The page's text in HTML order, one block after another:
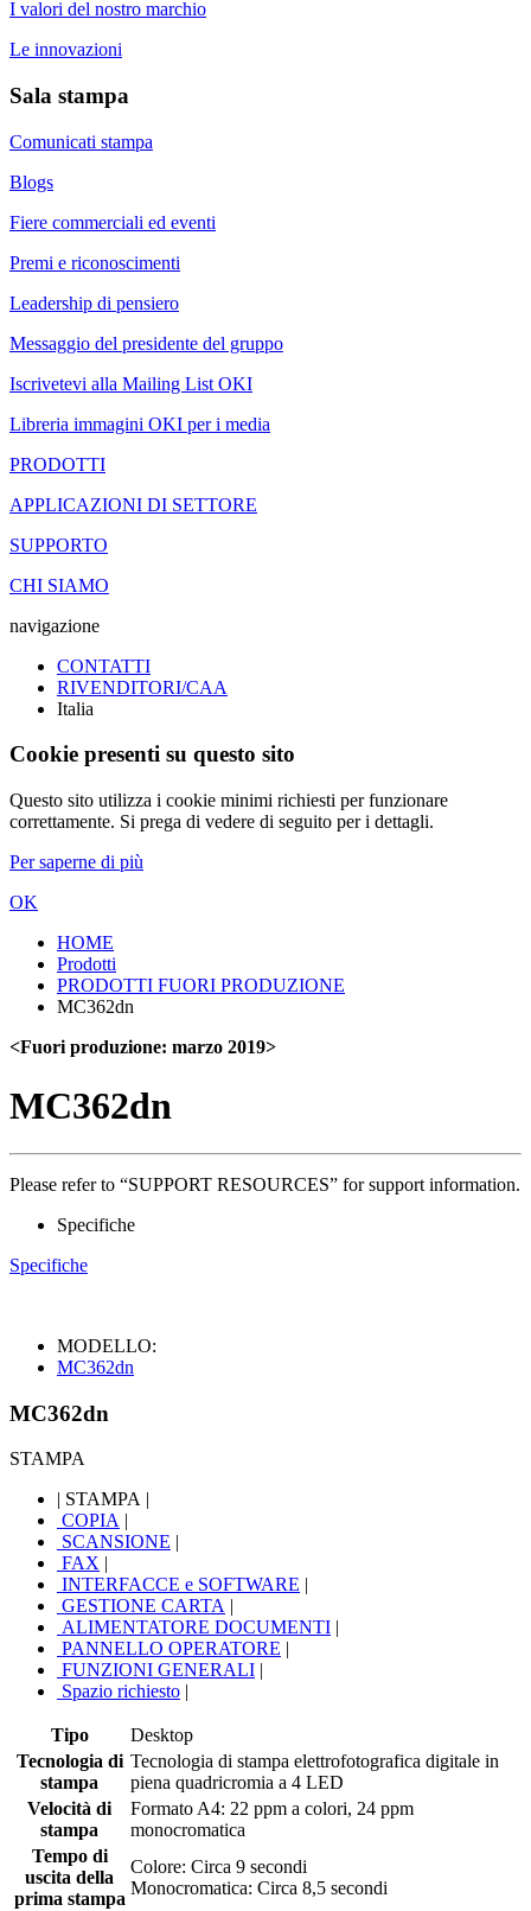
I valori del nostro marchio
Le innovazioni
Sala stampa
Comunicati stampa
Blogs
Fiere commerciali ed eventi
Premi e riconoscimenti
Leadership di pensiero
Messaggio del presidente del gruppo
Iscrivetevi alla Mailing List OKI
Libreria immagini OKI per i media
PRODOTTI
APPLICAZIONI DI SETTORE
SUPPORTO
CHI SIAMO
navigazione
CONTATTI
RIVENDITORI/CAA
Italia
Cookie presenti su questo sito
Questo sito utilizza i cookie minimi richiesti per funzionare
correttamente. Si prega di vedere di seguito per i dettagli.
Per saperne di più
OK
HOME
Prodotti
PRODOTTI FUORI PRODUZIONE
MC362dn
<Fuori produzione: marzo 2019>
MC362dn
Please refer to “SUPPORT RESOURCES” for support information.
Specifiche
Specifiche
MODELLO:
MC362dn
MC362dn
STAMPA
| STAMPA |
COPIA |
SCANSIONE |
FAX |
INTERFACCE e SOFTWARE |
GESTIONE CARTA |
ALIMENTATORE DOCUMENTI |
PANNELLO OPERATORE |
FUNZIONI GENERALI |
Spazio richiesto |
Tipo
Desktop
Tecnologia di
stampa
Tecnologia di stampa elettrofotografica digitale in
piena quadricromia a 4 LED
Velocità di
stampa
Formato A4: 22 ppm a colori, 24 ppm
monocromatica
Tempo di
uscita della
prima stampa
Colore: Circa 9 secondi
Monocromatica: Circa 8,5 secondi